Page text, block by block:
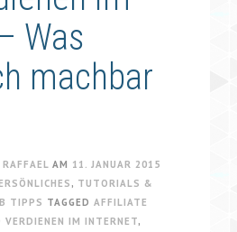
Was
machbar
RAFFAEL AM 11. JANUAR 2015
, TUTORIALS &
TIPPS TAGGED AFFILIATE
VERDIENEN IM INTERNET,